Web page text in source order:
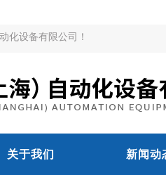
化设备有限公司！
关于我们 新闻动